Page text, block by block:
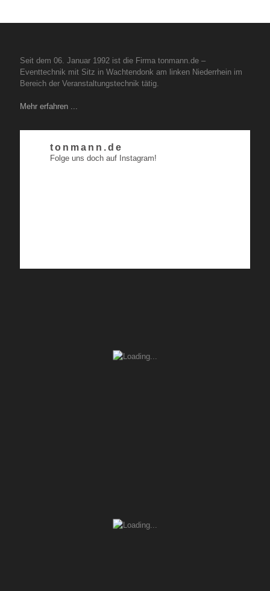
Seit dem 06. Januar 1992 ist die Firma tonmann.de –
Eventtechnik mit Sitz in Wachtendonk am linken Niederrhein im
Bereich der Veranstaltungstechnik tätig.
Mehr erfahren ...
tonmann.de
Folge uns doch auf Instagram!